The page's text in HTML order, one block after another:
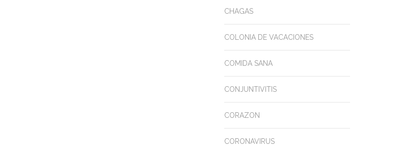
CHAGAS
COLONIA DE VACACIONES
COMIDA SANA
CONJUNTIVITIS
CORAZON
CORONAVIRUS